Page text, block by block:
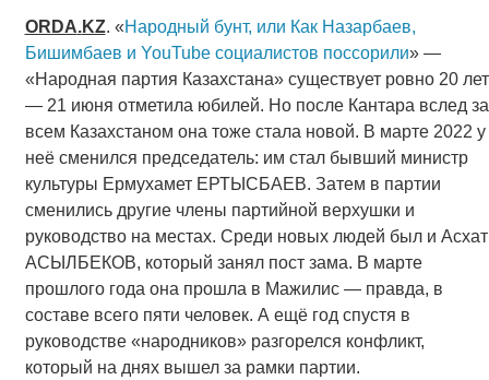
ORDA.KZ. «Народный бунт, или Как Назарбаев,
Бишимбаев и YouTube социалистов поссорили» —
«Народная партия Казахстана» существует ровно 20 лет
— 21 июня отметила юбилей. Но после Кантара вслед за
всем Казахстаном она тоже стала новой. В марте 2022 у
неё сменился председатель: им стал бывший министр
культуры Ермухамет ЕРТЫСБАЕВ. Затем в партии
сменились другие члены партийной верхушки и
руководство на местах. Среди новых людей был и Асхат
АСЫЛБЕКОВ, который занял пост зама. В марте
прошлого года она прошла в Мажилис — правда, в
составе всего пяти человек. А ещё год спустя в
руководстве «народников» разгорелся конфликт,
который на днях вышел за рамки партии.